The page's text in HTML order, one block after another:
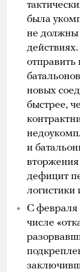
была
не должны
отправить
новых
быстрее,
и
дефицит
логистики
С февраля
числе